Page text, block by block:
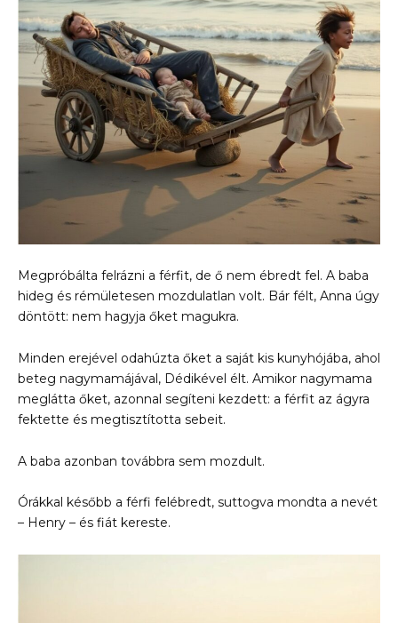
Megpróbálta felrázni a férfit, de ő nem ébredt fel. A baba
hideg és rémületesen mozdulatlan volt. Bár félt, Anna úgy
döntött: nem hagyja őket magukra.
Minden erejével odahúzta őket a saját kis kunyhójába, ahol
beteg nagymamájával, Dédikével élt. Amikor nagymama
meglátta őket, azonnal segíteni kezdett: a férfit az ágyra
fektette és megtisztította sebeit.
A baba azonban továbbra sem mozdult.
Órákkal később a férfi felébredt, suttogva mondta a nevét
– Henry – és fiát kereste.